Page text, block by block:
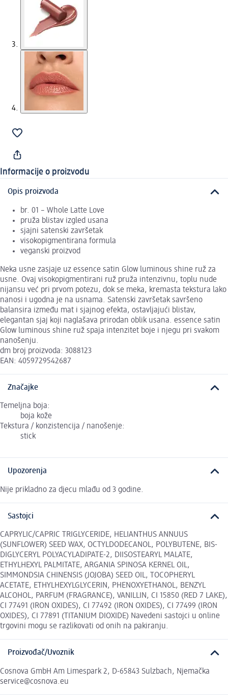
Informacije o proizvodu
Opis proizvoda
br. 01 – Whole Latte Love
pruža blistav izgled usana
sjajni satenski završetak
visokopigmentirana formula
veganski proizvod
Neka usne zasjaje uz essence satin Glow luminous shine ruž za
usne. Ovaj visokopigmentirani ruž pruža intenzivnu, toplu nude
nijansu već pri prvom potezu, dok se meka, kremasta tekstura lako
nanosi i ugodna je na usnama. Satenski završetak savršeno
balansira između mat i sjajnog efekta, ostavljajući blistav,
elegantan sjaj koji naglašava prirodan oblik usana. essence satin
Glow luminous shine ruž spaja intenzitet boje i njegu pri svakom
nanošenju.
dm broj proizvoda: 3088123
EAN: 4059729542687
Značajke
Temeljna boja:
boja kože
Tekstura / konzistencija / nanošenje:
stick
Upozorenja
Nije prikladno za djecu mlađu od 3 godine.
Sastojci
CAPRYLIC/CAPRIC TRIGLYCERIDE, HELIANTHUS ANNUUS
(SUNFLOWER) SEED WAX, OCTYLDODECANOL, POLYBUTENE, BIS-
DIGLYCERYL POLYACYLADIPATE-2, DIISOSTEARYL MALATE,
ETHYLHEXYL PALMITATE, ARGANIA SPINOSA KERNEL OIL,
SIMMONDSIA CHINENSIS (JOJOBA) SEED OIL, TOCOPHERYL
ACETATE, ETHYLHEXYLGLYCERIN, PHENOXYETHANOL, BENZYL
ALCOHOL, PARFUM (FRAGRANCE), VANILLIN, CI 15850 (RED 7 LAKE),
CI 77491 (IRON OXIDES), CI 77492 (IRON OXIDES), CI 77499 (IRON
OXIDES), CI 77891 (TITANIUM DIOXIDE) Navedeni sastojci u online
trgovini mogu se razlikovati od onih na pakiranju.
Proizvođač/Uvoznik
Cosnova GmbH Am Limespark 2, D-65843 Sulzbach, Njemačka
service@cosnova.eu